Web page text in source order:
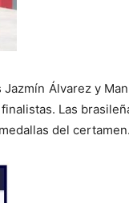
Álvarez y
Las
del certamen.